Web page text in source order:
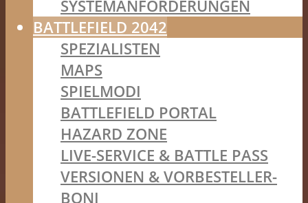
SYSTEMANFORDERUNGEN
BATTLEFIELD 2042
SPEZIALISTEN
MAPS
SPIELMODI
BATTLEFIELD PORTAL
HAZARD ZONE
LIVE-SERVICE & BATTLE PASS
VERSIONEN & VORBESTELLER-
BONI